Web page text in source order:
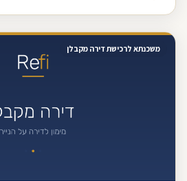
משכנתא לרכישת דירה מקבלן